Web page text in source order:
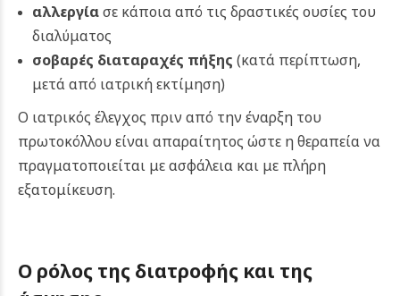
αλλεργίασε κάποια από τις δραστικές ουσίες του
διαλύματος
σοβαρές διαταραχές πήξης (κατά περίπτωση,
μετά από ιατρική εκτίμηση)
Ο ιατρικός έλεγχος πριν από την έναρξη του
πρωτοκόλλου είναι απαραίτητος ώστε η θεραπεία να
πραγματοποιείται με ασφάλεια και με πλήρη
εξατομίκευση.
Ο ρόλος της διατροφής και της